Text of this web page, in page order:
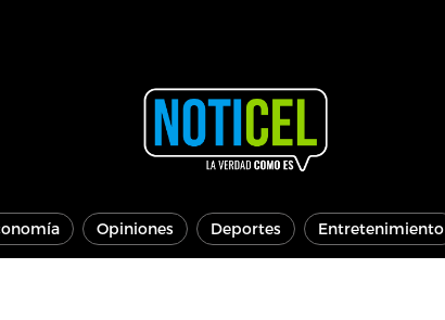
Opiniones Deportes Entretenimiento